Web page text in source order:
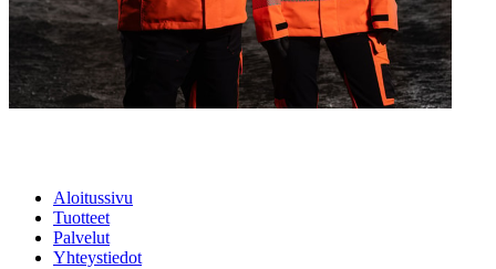
Aloitussivu
Tuotteet
Palvelut
Yhteystiedot